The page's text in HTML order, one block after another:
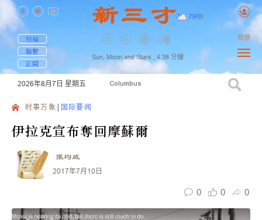
75F| C
投稿
聯繫
訂閱
Sun, Moon and Stars , 4:38 分鐘
簡體
2026年8月7日 星期五 Columbus
时事万象 国际要闻
伊拉克宣布奪回摩蘇爾
張均威
2017年7月10日
0 0 0